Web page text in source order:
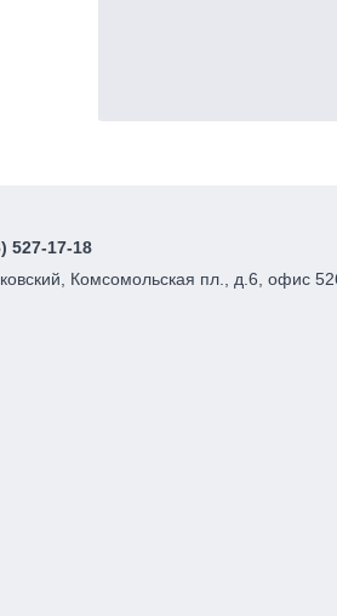
527-17-18
Комсомольская пл., д.6, офис